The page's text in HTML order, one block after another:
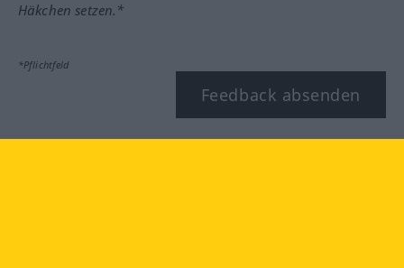
Häkchen setzen.*
*Pflichtfeld
Feedback absenden